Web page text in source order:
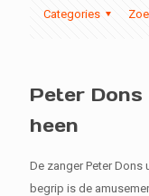
Categories
Peter
heen
De zanger Peter Dons
begrip is de